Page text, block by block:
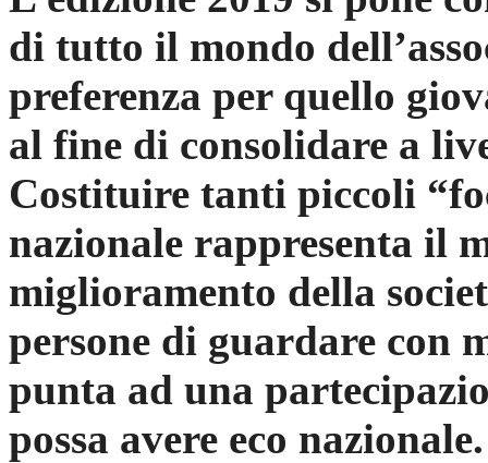
di tutto il mondo
preferenza per quello
al fine di consolidare a
Costituire tanti piccoli
nazionale rappresenta il
miglioramento della
persone di guardare con
punta ad una
possa avere eco nazionale.